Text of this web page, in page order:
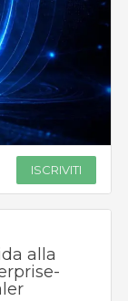
ISCRIVITI
alla